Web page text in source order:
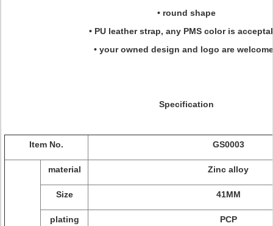
• round shape
• PU leather strap, any PMS color is
• your owned design and logo are
Specification
Item No. GS0003
material Zinc alloy
Size 41MM
plating PCP